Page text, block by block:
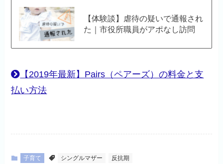
【体験談】虐待の疑いで通報され
た｜市役所職員がアポなし訪問
【2019年最新】Pairs（ペアーズ）の料金と支
払い方法
子育て シングルマザー 反抗期